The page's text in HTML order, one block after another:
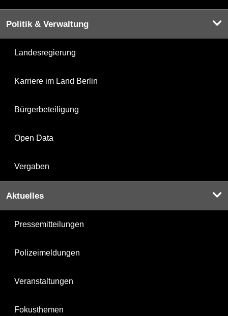
Politik & Verwaltung
Landesregierung
Karriere im Land Berlin
Bürgerbeteiligung
Open Data
Vergaben
Aktuelles
Pressemitteilungen
Polizeimeldungen
Veranstaltungen
Fokusthemen